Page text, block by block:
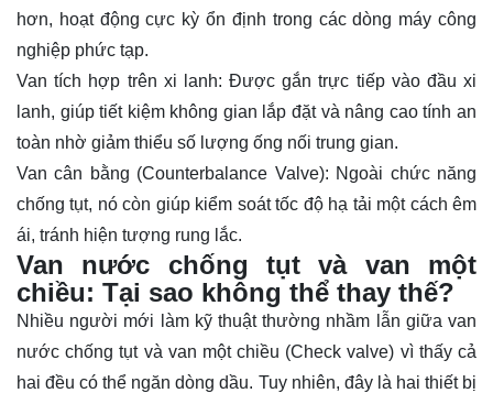
hơn, hoạt động cực kỳ ổn định trong các dòng máy công
nghiệp phức tạp.
Van tích hợp trên xi lanh: Được gắn trực tiếp vào đầu xi
lanh, giúp tiết kiệm không gian lắp đặt và nâng cao tính an
toàn nhờ giảm thiểu số lượng ống nối trung gian.
Van cân bằng (Counterbalance Valve): Ngoài chức năng
chống tụt, nó còn giúp kiểm soát tốc độ hạ tải một cách êm
ái, tránh hiện tượng rung lắc.
Van nước chống tụt và van một
chiều: Tại sao không thể thay thế?
Nhiều người mới làm kỹ thuật thường nhầm lẫn giữa van
nước chống tụt và van một chiều (Check valve) vì thấy cả
hai đều có thể ngăn dòng dầu. Tuy nhiên, đây là hai thiết bị